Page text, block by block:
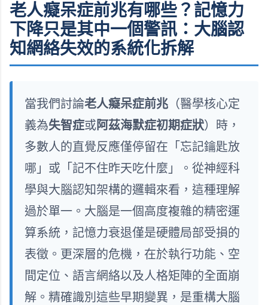
老人癡呆症前兆有哪些？記憶力
下降只是其中一個警訊：大腦認
知網絡失效的系統化拆解
當我們討論老人癡呆症前兆 （醫學核心定
義為失智症或阿茲海默症初期症狀）時，
多數人的直覺反應僅停留在「忘記鑰匙放
哪」或「記不住昨天吃什麼」。從神經科
學與大腦認知架構的邏輯來看，這種理解
過於單一。大腦是一個高度複雜的精密運
算系統，記憶力衰退僅是硬體局部受損的
表徵。更深層的危機，在於執行功能、空
間定位、語言網絡以及人格矩陣的全面崩
解。精確識別這些早期變異，是重構大腦